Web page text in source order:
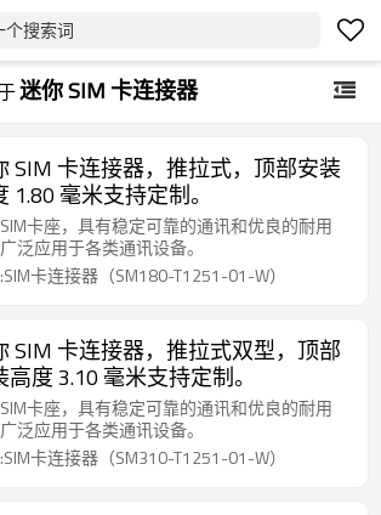
搜索词
迷你 SIM 卡连接器
SIM 卡连接器，推拉式，顶部安装
1.80 毫米支持定制。
卡座，具有稳定可靠的通讯和优良的耐用
泛应用于各类通讯设备。
卡连接器（SM180-T1251-01-W）
SIM 卡连接器，推拉式双型，顶部
高度 3.10 毫米支持定制。
卡座，具有稳定可靠的通讯和优良的耐用
泛应用于各类通讯设备。
卡连接器（SM310-T1251-01-W）